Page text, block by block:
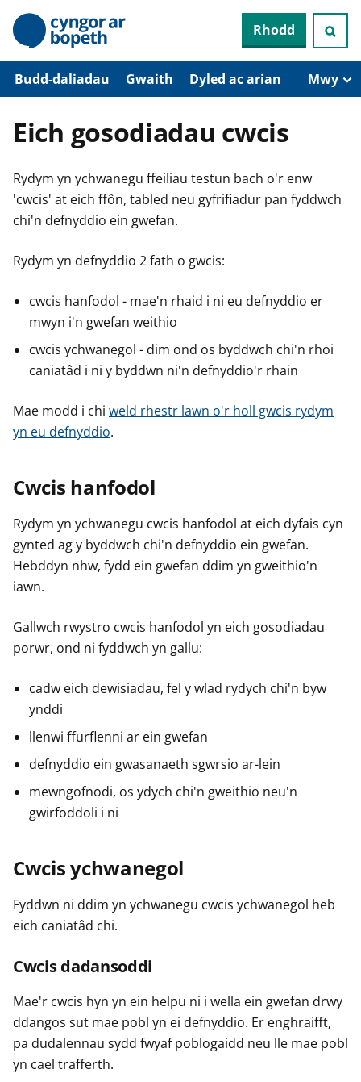
N
d
w
Rhodd
Budd-daliadau Gwaith Dyled ac arian Mwy
Eich gosodiadau cwcis
Rydym yn ychwanegu ffeiliau testun bach o'r enw
'cwcis' at eich ffôn, tabled neu gyfrifiadur pan fyddwch
chi'n defnyddio ein gwefan.
Rydym yn defnyddio 2 fath o gwcis:
cwcis hanfodol - mae'n rhaid i ni eu defnyddio er
mwyn i'n gwefan weithio
cwcis ychwanegol - dim ond os byddwch chi'n rhoi
caniatâd i ni y byddwn ni'n defnyddio'r rhain
Mae modd i chi weld rhestr lawn o'r holl gwcis rydym
yn eu defnyddio.
Cwcis hanfodol
Rydym yn ychwanegu cwcis hanfodol at eich dyfais cyn
gynted ag y byddwch chi'n defnyddio ein gwefan.
Hebddyn nhw, fydd ein gwefan ddim yn gweithio'n
iawn.
Gallwch rwystro cwcis hanfodol yn eich gosodiadau
porwr, ond ni fyddwch yn gallu:
cadw eich dewisiadau, fel y wlad rydych chi'n byw
ynddi
llenwi ffurflenni ar ein gwefan
defnyddio ein gwasanaeth sgwrsio ar-lein
mewngofnodi, os ydych chi'n gweithio neu'n
gwirfoddoli i ni
Cwcis ychwanegol
Fyddwn ni ddim yn ychwanegu cwcis ychwanegol heb
eich caniatâd chi.
Cwcis dadansoddi
Mae'r cwcis hyn yn ein helpu ni i wella ein gwefan drwy
ddangos sut mae pobl yn ei defnyddio. Er enghraifft,
pa dudalennau sydd fwyaf poblogaidd neu lle mae pobl
yn cael trafferth.